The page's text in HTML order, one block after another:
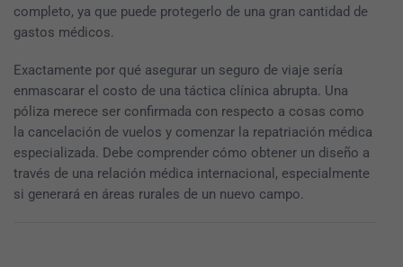
completo, ya que puede protegerlo de una gran cantidad de
gastos médicos.
Exactamente por qué asegurar un seguro de viaje sería
enmascarar el costo de una táctica clínica abrupta. Una
póliza merece ser confirmada con respecto a cosas como
la cancelación de vuelos y comenzar la repatriación médica
especializada. Debe comprender cómo obtener un diseño a
través de una relación médica internacional, especialmente
si generará en áreas rurales de un nuevo campo.